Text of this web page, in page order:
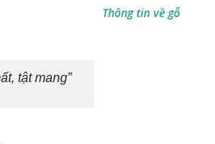
tật mang”
Thông tin về gỗ